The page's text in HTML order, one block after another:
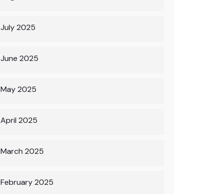
July 2025
June 2025
May 2025
April 2025
March 2025
February 2025